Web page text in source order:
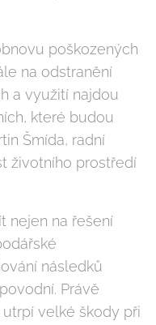
poškozených
na odstranění
a využití najdou
které budou
Šmída, radní
životního prostředí
nejen na řešení
následků
Právě
velké škody při